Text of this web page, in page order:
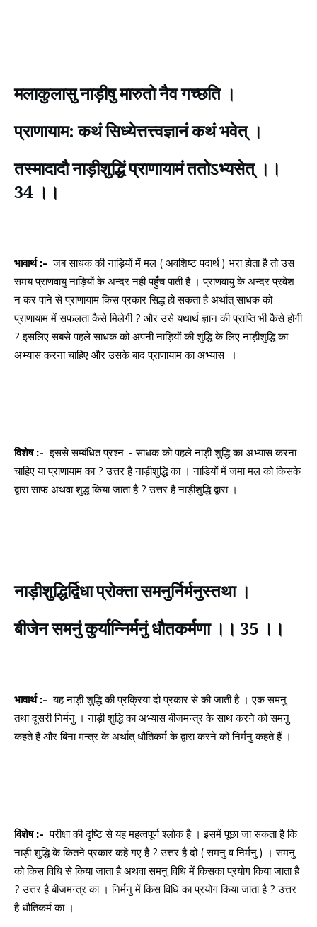
मलाकुलासु नाड़ीषु मारुतो नैव गच्छति ।
प्राणायाम: कथं सिध्येत्तत्त्वज्ञानं कथं भवेत् ।
तस्मादादौ नाड़ीशुद्धिं प्राणायामं ततोऽभ्यसेत् ।।
34 ।।
भावार्थ :- जब साधक की नाड़ियों में मल ( अवशिष्ट पदार्थ ) भरा होता है तो उस
समय प्राणवायु नाड़ियों के अन्दर नहीं पहुँच पाती है । प्राणवायु के अन्दर प्रवेश
न कर पाने से प्राणायाम किस प्रकार सिद्ध हो सकता है अर्थात् साधक को
प्राणायाम में सफलता कैसे मिलेगी ? और उसे यथार्थ ज्ञान की प्राप्ति भी कैसे होगी
? इसलिए सबसे पहले साधक को अपनी नाड़ियों की शुद्धि के लिए नाड़ीशुद्धि का
अभ्यास करना चाहिए और उसके बाद प्राणायाम का अभ्यास ।
विशेष :- इससे सम्बंधित प्रश्न :- साधक को पहले नाड़ी शुद्धि का अभ्यास करना
चाहिए या प्राणायाम का ? उत्तर है नाड़ीशुद्धि का । नाड़ियों में जमा मल को किसके
द्वारा साफ अथवा शुद्ध किया जाता है ? उत्तर है नाड़ीशुद्धि द्वारा ।
नाड़ीशुद्धिर्द्विधा प्रोक्ता समनुर्निर्मनुस्तथा ।
बीजेन समनुं कुर्यान्निर्मनुं धौतकर्मणा ।। 35 ।।
भावार्थ :- यह नाड़ी शुद्धि की प्रक्रिया दो प्रकार से की जाती है । एक समनु
तथा दूसरी निर्मनु । नाड़ी शुद्धि का अभ्यास बीजमन्त्र के साथ करने को समनु
कहते हैं और बिना मन्त्र के अर्थात् धौतिकर्म के द्वारा करने को निर्मनु कहते हैं ।
विशेष :- परीक्षा की दृष्टि से यह महत्वपूर्ण श्लोक है । इसमें पूछा जा सकता है कि
नाड़ी शुद्धि के कितने प्रकार कहे गए हैं ? उत्तर है दो ( समनु व निर्मनु ) । समनु
को किस विधि से किया जाता है अथवा समनु विधि में किसका प्रयोग किया जाता है
? उत्तर है बीजमन्त्र का । निर्मनु में किस विधि का प्रयोग किया जाता है ? उत्तर
है धौतिकर्म का ।